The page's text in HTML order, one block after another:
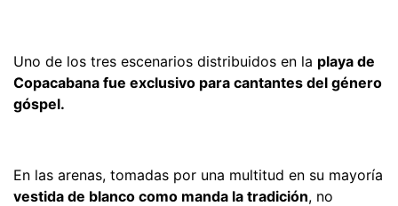
Uno de los tres escenarios distribuidos en la playa de
Copacabana fue exclusivo para cantantes del género
góspel.
En las arenas, tomadas por una multitud en su mayoría
vestida de blanco como manda la tradición, no